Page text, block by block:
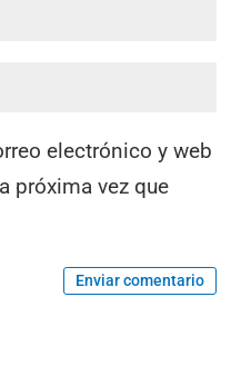
electrónico y web
próxima vez que
Enviar comentario